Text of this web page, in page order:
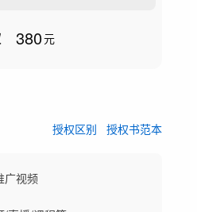
380元
授权区别 授权书范本
广视频